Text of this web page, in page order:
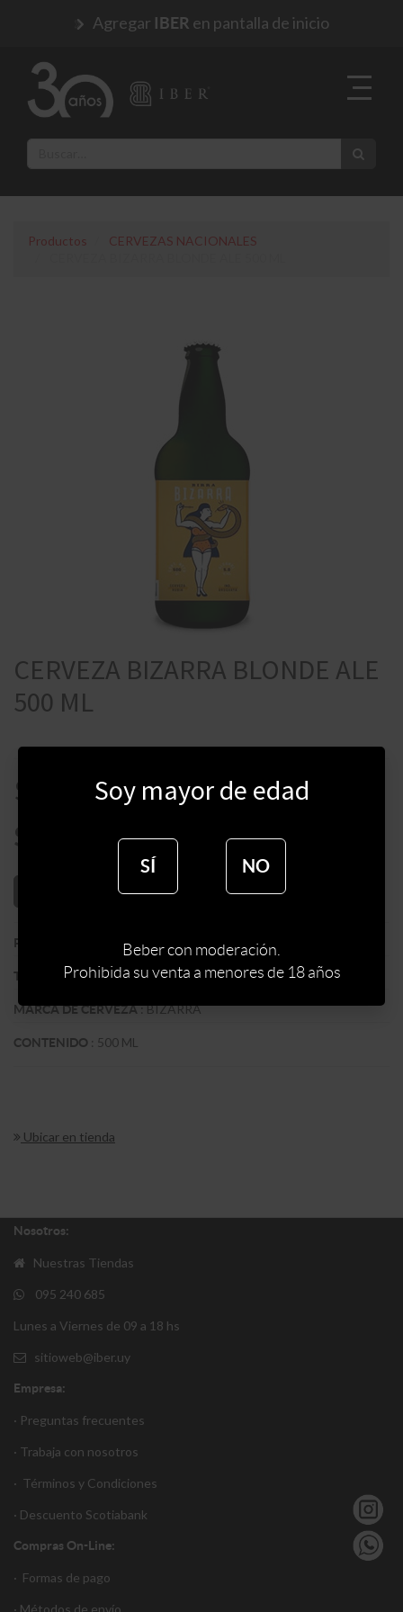
Agregar IBER en pantalla de inicio
Productos
CERVEZAS NACIONALES
CERVEZA BIZARRA BLONDE ALE
500 ML
$
$
AÑADIR AL CARRITO
PAIS
TIPO DE CERVEZA: ARTESANAL
MARCA DE CERVEZA:BIZARRA
CONTENIDO : 500 ML
Ubicar en tienda
Nosotros:
Nuestras Tiendas
095 240 685
Lunes a Viernes de 09 a 18 hs
sitioweb@iber.uy
Empresa:
· Preguntas frecuentes
· Trabaja con nosotros
· Términos y Condiciones
· Descuento Scotiabank
Compras On-Line:
· Formas de pago
· Métodos de envío
Soy mayor de edad
SÍ NO
Beber con moderación.
Prohibida su venta a menores de 18 años